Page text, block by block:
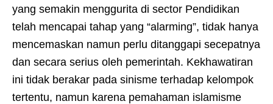
yang semakin menggurita di sector Pendidikan
telah mencapai tahap yang “alarming”, tidak hanya
mencemaskan namun perlu ditanggapi secepatnya
dan secara serius oleh pemerintah. Kekhawatiran
ini tidak berakar pada sinisme terhadap kelompok
tertentu, namun karena pemahaman islamisme